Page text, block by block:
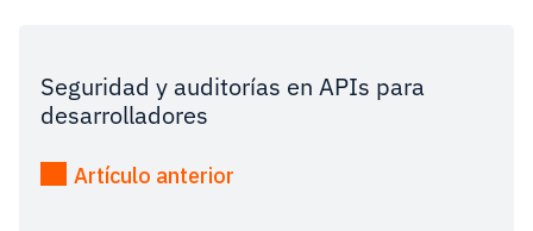
Seguridad y auditorías en APIs para
desarrolladores
Artículo anterior